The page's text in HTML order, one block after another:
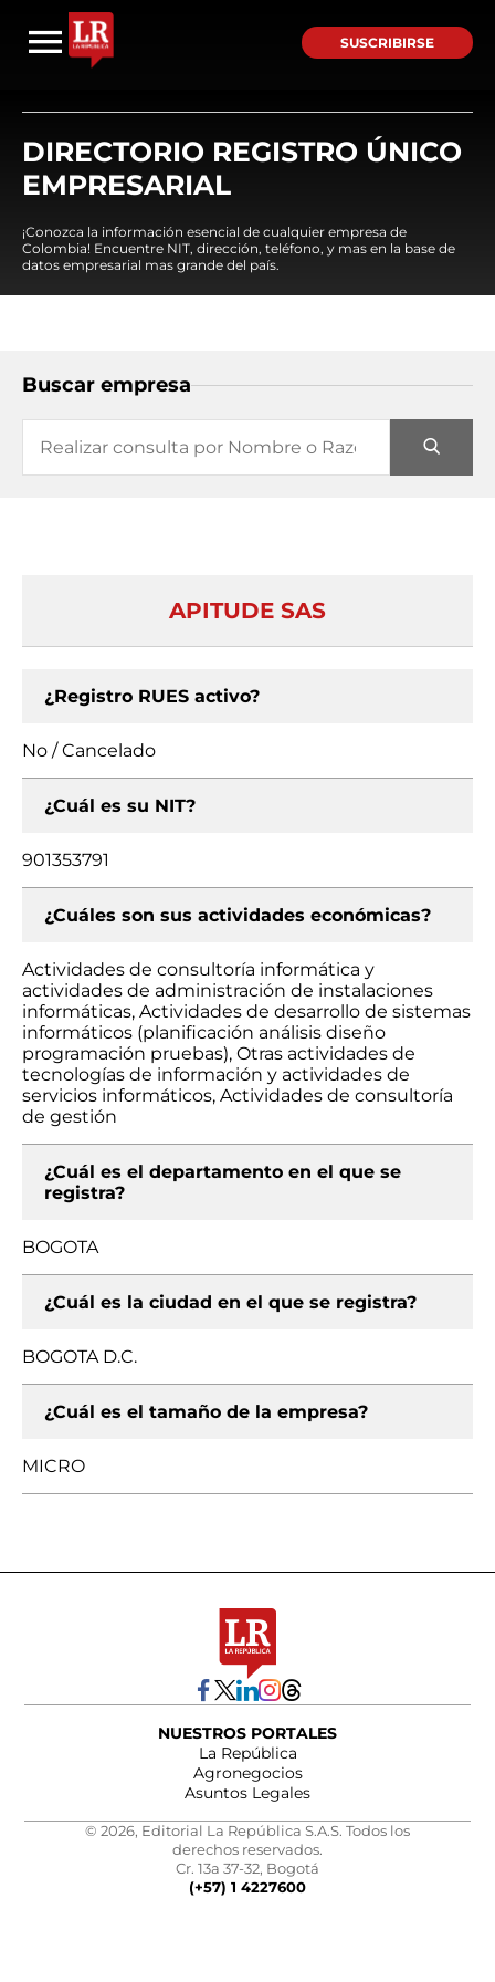
SUSCRIBIRSE
DIRECTORIO REGISTRO ÚNICO
EMPRESARIAL
¡Conozca la información esencial de cualquier empresa de
Colombia! Encuentre NIT, dirección, teléfono, y mas en la base de
datos empresarial mas grande del país.
Buscar empresa
APITUDE SAS
¿Registro RUES activo?
No / Cancelado
¿Cuál es su NIT?
901353791
¿Cuáles son sus actividades económicas?
Actividades de consultoría informática y
actividades de administración de instalaciones
informáticas, Actividades de desarrollo de sistemas
informáticos (planificación análisis diseño
programación pruebas), Otras actividades de
tecnologías de información y actividades de
servicios informáticos, Actividades de consultoría
de gestión
¿Cuál es el departamento en el que se
registra?
BOGOTA
¿Cuál es la ciudad en el que se registra?
BOGOTA D.C.
¿Cuál es el tamaño de la empresa?
MICRO
NUESTROS PORTALES
La República
Agronegocios
Asuntos Legales
© 2026, Editorial La República S.A.S. Todos los
derechos reservados.
Cr. 13a 37-32, Bogotá
(+57) 1 4227600